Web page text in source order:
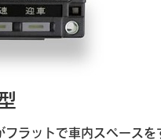
ラットで車内スペースを